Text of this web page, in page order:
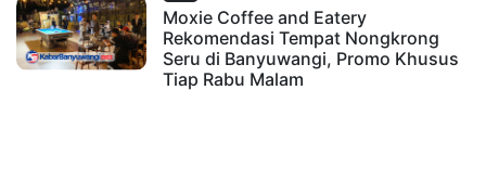
Moxie Coffee and Eatery
Rekomendasi Tempat Nongkrong
Seru di Banyuwangi, Promo Khusus
Tiap Rabu Malam